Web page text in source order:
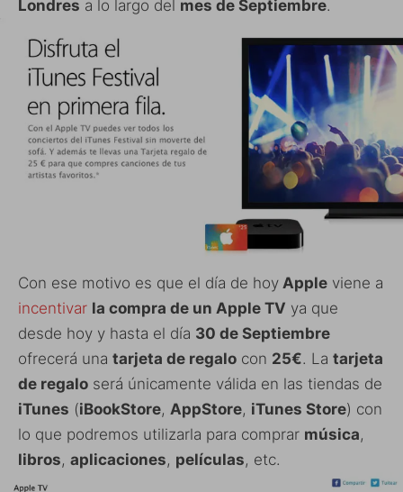
Londres a lo largo del mes de Septiembre.
Con ese motivo es que el día de hoy Apple viene a
incentivar la compra de un Apple TV ya que
desde hoy y hasta el día 30 de Septiembre
ofrecerá una tarjeta de regalo con 25€. La tarjeta
de regalo será únicamente válida en las tiendas de
iTunes (iBookStore, AppStore, iTunes Store) con
lo que podremos utilizarla para comprar música,
libros, aplicaciones, películas, etc.